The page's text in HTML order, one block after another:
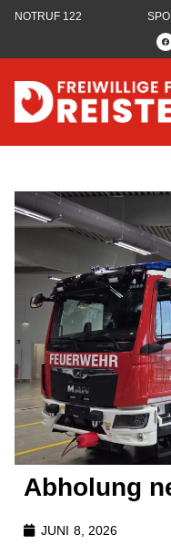
NOTRUF 122
Abholung
JUNI 8, 2026